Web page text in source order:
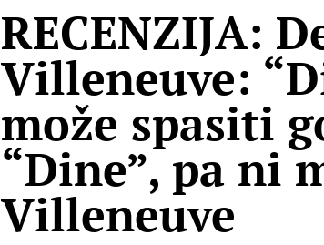
RECENZIJA:
Villeneuve:
može spasiti
“Dine”, pa ni
Villeneuve